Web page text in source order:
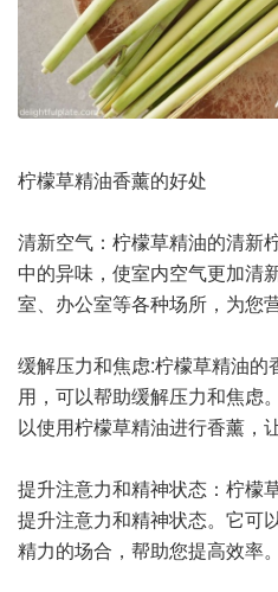
柠檬草精油香薰的好处
清新空气：柠檬草精油的清新
中的异味，使室内空气更加清
室、办公室等各种场所，为您
缓解压力和焦虑:柠檬草精油
用，可以帮助缓解压力和焦虑
以使用柠檬草精油进行香薰，
提升注意力和精神状态：柠檬
提升注意力和精神状态。它可
精力的场合，帮助您提高效率。